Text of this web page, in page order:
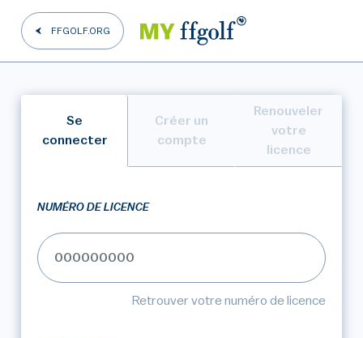
FFGOLF.ORG
Se
connecter
Créer un
compte
Renouveler
votre
licence
NUMÉRO DE LICENCE
Retrouver votre numéro de licence